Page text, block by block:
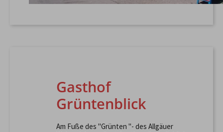
Gasthof
Grüntenblick
Am Fuße des "Grünten "- des Allgäuer